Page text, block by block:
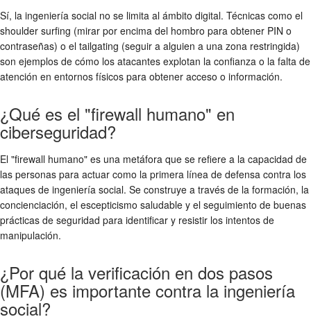
Sí, la ingeniería social no se limita al ámbito digital. Técnicas como el
shoulder surfing (mirar por encima del hombro para obtener PIN o
contraseñas) o el tailgating (seguir a alguien a una zona restringida)
son ejemplos de cómo los atacantes explotan la confianza o la falta de
atención en entornos físicos para obtener acceso o información.
¿Qué es el "firewall humano" en
ciberseguridad?
El "firewall humano" es una metáfora que se refiere a la capacidad de
las personas para actuar como la primera línea de defensa contra los
ataques de ingeniería social. Se construye a través de la formación, la
concienciación, el escepticismo saludable y el seguimiento de buenas
prácticas de seguridad para identificar y resistir los intentos de
manipulación.
¿Por qué la verificación en dos pasos
(MFA) es importante contra la ingeniería
social?